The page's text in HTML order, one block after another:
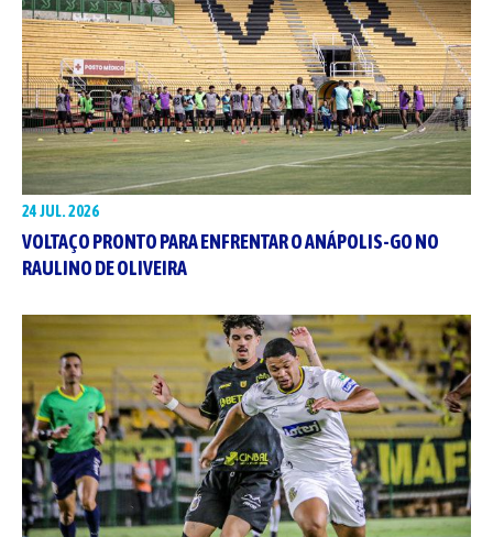
24 JUL. 2026
VOLTAÇO PRONTO PARA ENFRENTAR O ANÁPOLIS-GO NO
RAULINO DE OLIVEIRA